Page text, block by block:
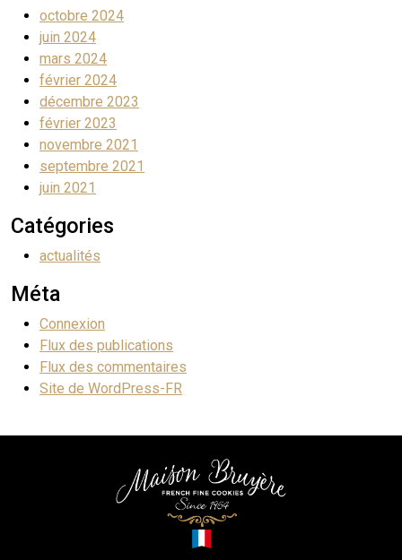
octobre 2024
juin 2024
mars 2024
février 2024
décembre 2023
février 2023
novembre 2021
septembre 2021
juin 2021
Catégories
actualités
Méta
Connexion
Flux des publications
Flux des commentaires
Site de WordPress-FR